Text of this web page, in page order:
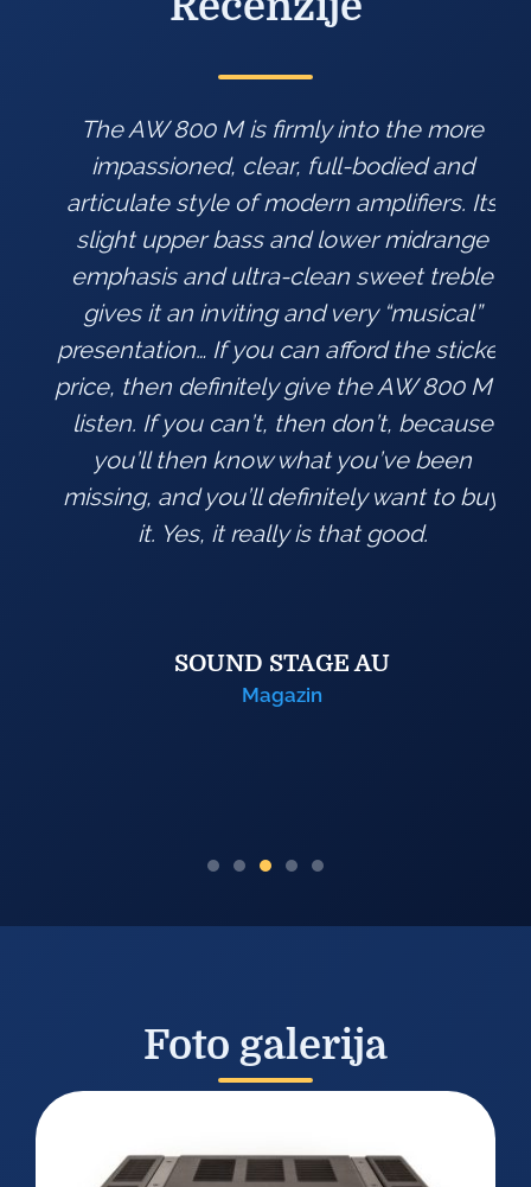
The AW 800 M is firmly into the more
impassioned, clear, full-bodied and
articulate style of modern amplifiers. Its
slight upper bass and lower midrange
emphasis and ultra-clean sweet treble
gives it an inviting and very “musical”
presentation… If you can afford the sticker
price, then definitely give the AW 800 M a
listen. If you can’t, then don’t, because
you’ll then know what you’ve been
missing, and you’ll definitely want to buy
it. Yes, it really is that good.
SOUND STAGE AU
Magazin
Foto galerija